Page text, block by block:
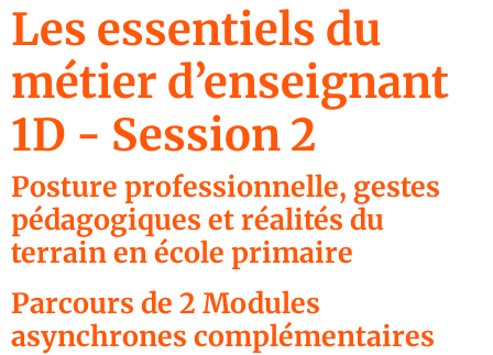
Les essentiels du
métier d’enseignant
1D - Session 2
Posture professionnelle, gestes
pédagogiques et réalités du
terrain en école primaire
Parcours de 2 Modules
asynchrones complémentaires